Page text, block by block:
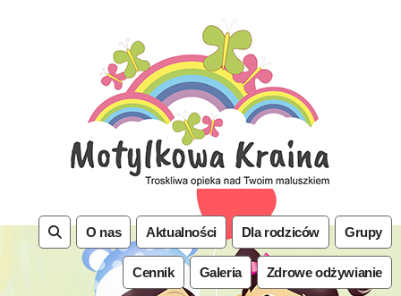
O nas Aktualności Dla rodziców Grupy
Cennik Galeria Zdrowe odżywianie